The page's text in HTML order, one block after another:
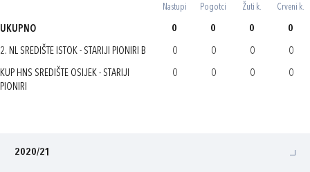
Nastupi Pogotci Žuti k. Crveni k.
UKUPNO 0 0 0 0
2. NL SREDIŠTE ISTOK - STARIJI PIONIRI B 0 0 0 0
KUP HNS SREDIŠTE OSIJEK - STARIJI
PIONIRI
0 0 0 0
2020/21